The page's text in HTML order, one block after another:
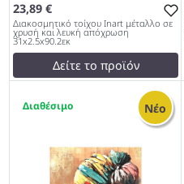
23,89 €
Διακοσμητικό τοίχου Inart μέταλλο σε
χρυσή και λευκή απόχρωση
31x2.5x90.2εκ
Δείτε το προϊόν
Διακοσμητικό τοίχου Inart
μέταλλο σε χρυσή και λευκή
απόχρωση 31x2.5x90.2εκ
Νέο